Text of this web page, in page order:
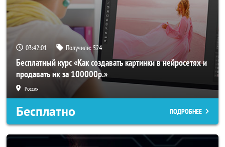
03:41:58 Получили: 524
Бесплатный курс «Как создавать картинки в нейросетях и
продавать их за 100000р.»
Россия
Бесплатно ПОДРОБНЕЕ